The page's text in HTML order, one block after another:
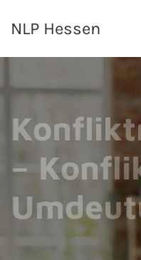
NLP Hessen
–